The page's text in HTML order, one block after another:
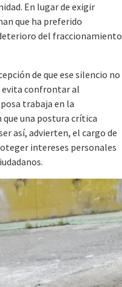
En lugar de exigir
que ha preferido
del fraccionamiento
de que ese silencio no
evita confrontar al
trabaja en la
una postura crítica
así, advierten, el cargo de
intereses personales